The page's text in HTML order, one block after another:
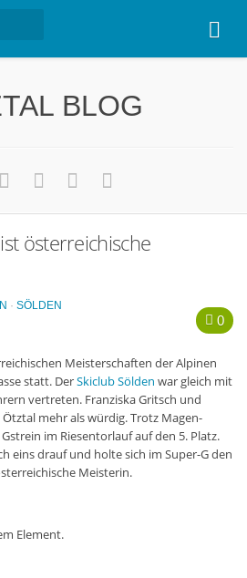
Ötztal
ins Gletscherskigebiet von
BLOG
österreichische
0
· SÖLDEN
Meisterschaften der Alpinen
statt. DerSkiclub Sölden war gleich mit
vertreten. Franziska Gritsch und
mehr als würdig. Trotz Magen-
im Riesentorlauf auf den 5. Platz.
eins drauf und holte sich im Super-G den
Meisterin.
Element.